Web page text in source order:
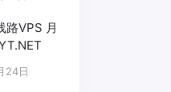
路VPS 月
24日